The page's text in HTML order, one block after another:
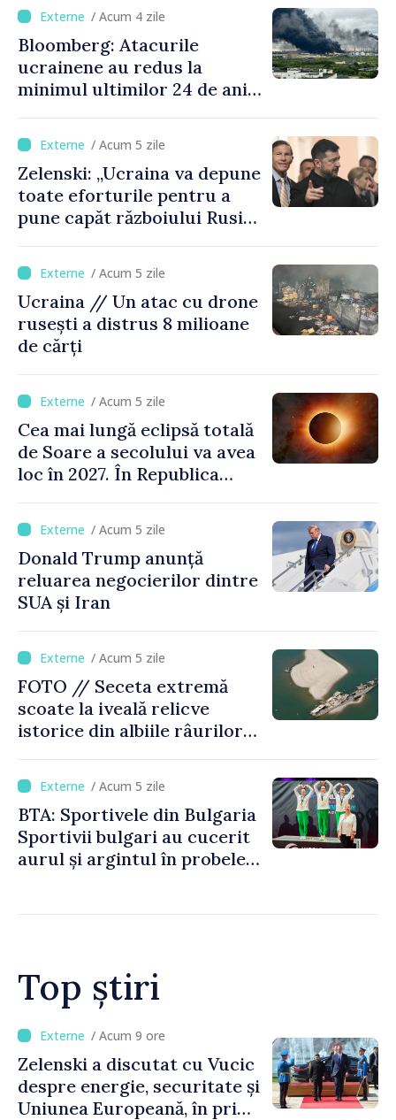
/ Acum 4 zile
Bloomberg: Atacurile
ucrainene au redus la
minimul ultimilor 24 de ani
Rusia
/ Acum 5 zile
Zelenski: „Ucraina va depune
toate eforturile pentru a
pune capăt războiului Rusiei
/ Acum 5 zile
Ucraina // Un atac cu drone
rusești a distrus 8 milioane
de cărți
/ Acum 5 zile
Cea mai lungă eclipsă totală
de Soare a secolului va avea
loc în 2027. În Republica
acoperit în proporție de
până la 44%/ Acum 5 zile
Donald Trump anunță
reluarea negocierilor dintre
SUA și Iran
/ Acum 5 zile
FOTO // Seceta extremă
scoate la iveală relicve
istorice din albiile râurilor
/ Acum 5 zile
BTA: Sportivele din Bulgaria
Sportivii bulgari au cucerit
aurul și argintul în probele
Top știri
/ Acum 5 ore
Bulgaria: Ambasadoarea
Ucrainei, convocată la
Ministerul de Externe în